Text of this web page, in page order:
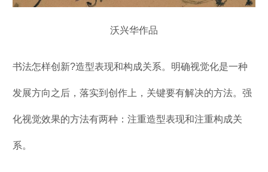
沃兴华作品
书法怎样创新?造型表现和构成关系。明确视觉化是一种
发展方向之后，落实到创作上，关键要有解决的方法。强
化视觉效果的方法有两种：注重造型表现和注重构成关
系。